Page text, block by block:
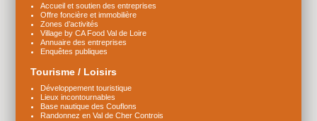
Accueil et soutien des entreprises
Offre foncière et immobilière
Zones d’activités
Village by CA Food Val de Loire
Annuaire des entreprises
Enquêtes publiques
Tourisme / Loisirs
Développement touristique
Lieux incontournables
Base nautique des Couflons
Randonnez en Val de Cher Controis